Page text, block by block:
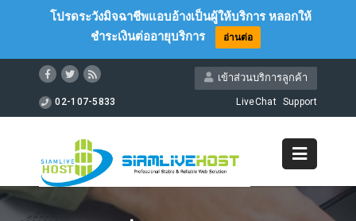
เข้าส่วนบริการลูกค้า
02-107-5833 LiveChat Support
โปรดระวังมิจฉาชีพแอบอ้างเป็นผู้ให้บริการ หลอกให้
ชำระเงินต่ออายุบริการ
อ่านต่อ